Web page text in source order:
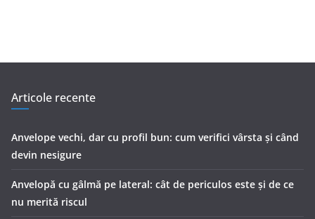
Articole recente
Anvelope vechi, dar cu profil bun: cum verifici vârsta și când
devin nesigure
Anvelopă cu gâlmă pe lateral: cât de periculos este și de ce
nu merită riscul